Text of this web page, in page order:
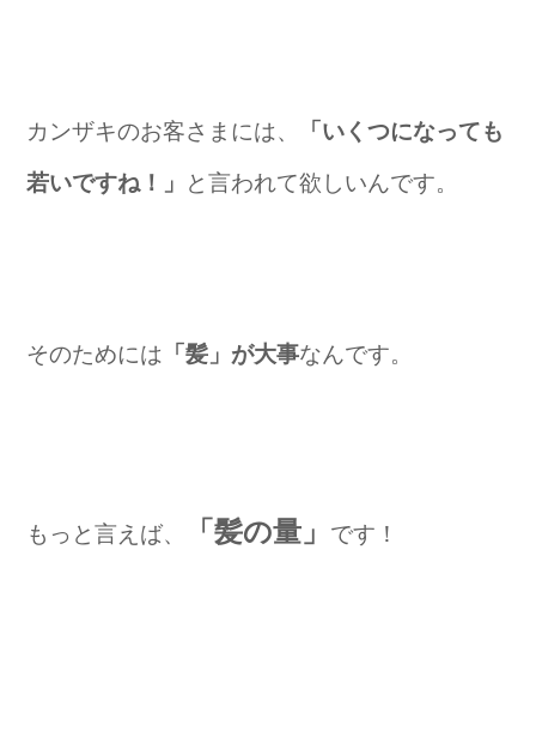
カンザキのお客さまには、 「いくつになっても
若いですね！」 と言われて欲しいんです。
そのためには 「髪」が大事なんです。
もっと言えば、 「髪の量」 です！